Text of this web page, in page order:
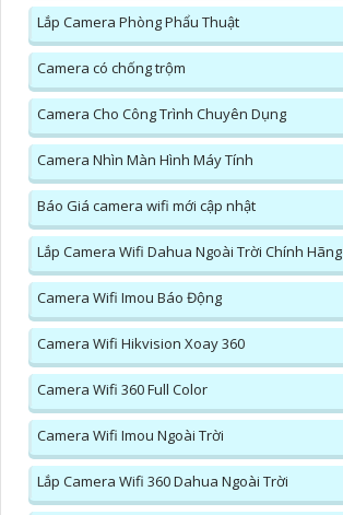
Lắp Camera Phòng Phẩu Thuật
Camera có chống trộm
Camera Cho Công Trình Chuyên Dụng
Camera Nhìn Màn Hình Máy Tính
Báo Giá camera wifi mới cập nhật
Lắp Camera Wifi Dahua Ngoài Trời Chính Hãng
Camera Wifi Imou Báo Động
Camera Wifi Hikvision Xoay 360
Camera Wifi 360 Full Color
Camera Wifi Imou Ngoài Trời
Lắp Camera Wifi 360 Dahua Ngoài Trời